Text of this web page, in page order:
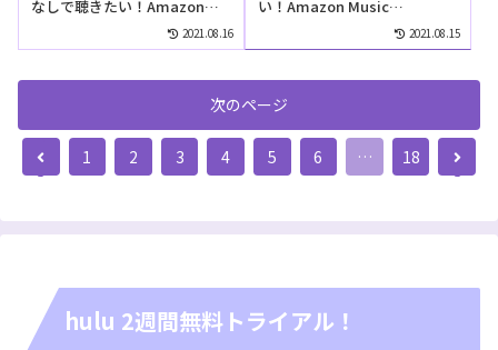
なしで聴きたい！Amazon
Music Unlimitedの無料お試
しでリピートして聴ける？2021.08.16
い！Amazon Music
Unlimitedの無料お試しでリ
ピートして聴ける？
2021.08.15
次のページ
前
1 2 3 4 5 6 … 18
次
hulu 2週間無料トライアル！